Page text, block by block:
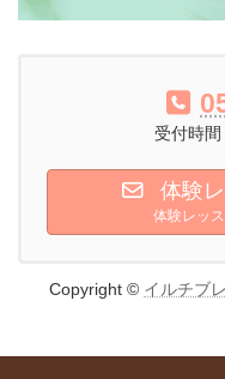
受付時
体験
体験レッ
Copyright © イルチブ